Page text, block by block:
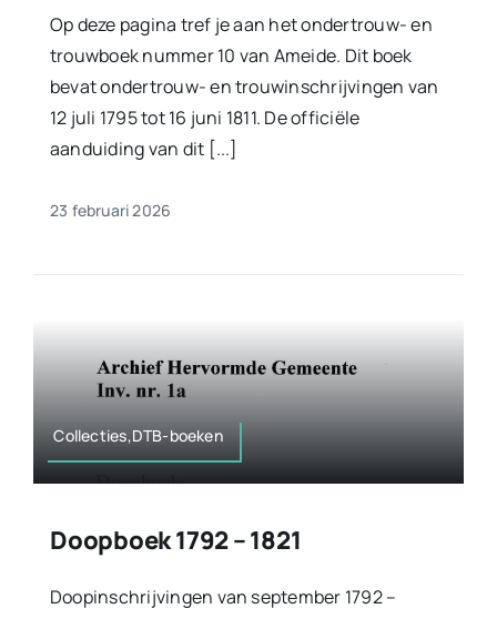
Op deze pagina tref je aan het ondertrouw- en
trouwboek nummer 10 van Ameide. Dit boek
bevat ondertrouw- en trouwinschrijvingen van
12 juli 1795 tot 16 juni 1811. De officiële
aanduiding van dit [...]
23 februari 2026
Collecties,DTB-boeken
Doopboek 1792 – 1821
Doopinschrijvingen van september 1792 –